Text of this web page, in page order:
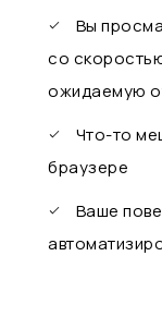
Вы
со
ожидаемую
Что-то
браузере
Ваше